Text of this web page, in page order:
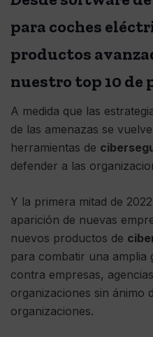
para coches
productos
nuestro top 10 de
A medida que las
de las amenazas se
herramientas de
defender a las
Y la primera mitad de
aparición de nuevas
nuevos productos de
para combatir una amplia
contra empresas,
organizaciones sin ánimo
organizaciones.